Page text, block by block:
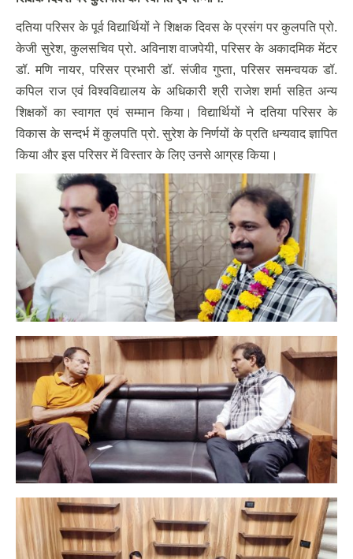
दतिया परिसर के पूर्व विद्यार्थियों ने शिक्षक दिवस के प्रसंग पर कुलपति प्रो.
केजी सुरेश, कुलसचिव प्रो. अविनाश वाजपेयी, परिसर के अकादमिक मेंटर
डॉ. मणि नायर, परिसर प्रभारी डॉ. संजीव गुप्ता, परिसर समन्वयक डॉ.
कपिल राज एवं विश्वविद्यालय के अधिकारी श्री राजेश शर्मा सहित अन्य
शिक्षकों का स्वागत एवं सम्मान किया। विद्यार्थियों ने दतिया परिसर के
विकास के सन्दर्भ में कुलपति प्रो. सुरेश के निर्णयों के प्रति धन्यवाद ज्ञापित
किया और इस परिसर में विस्तार के लिए उनसे आग्रह किया।